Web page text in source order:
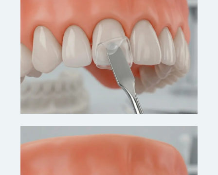
ESTÉTICA ODONTOLÓGICA
Facetas em Resina